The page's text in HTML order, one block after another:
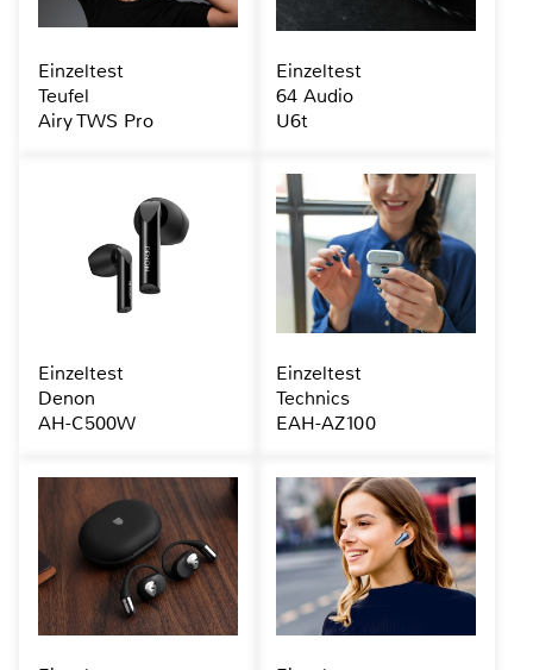
Einzeltest
Teufel
Airy TWS Pro
Einzeltest
64 Audio
U6t
Einzeltest
Denon
AH-C500W
Einzeltest
Technics
EAH-AZ100